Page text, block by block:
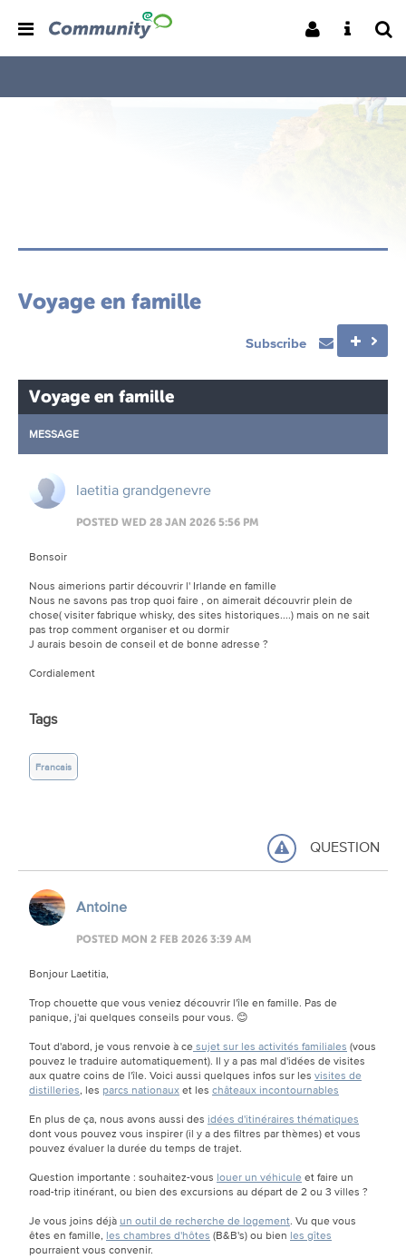
Voyage en famille
Subscribe
Voyage en famille
MESSAGE
laetitia grandgenevre
POSTED WED 28 JAN 2026 5:56 PM
Bonsoir
Nous aimerions partir découvrir l' Irlande en famille
Nous ne savons pas trop quoi faire , on aimerait découvrir plein de
chose( visiter fabrique whisky, des sites historiques....) mais on ne sait
pas trop comment organiser et ou dormir
J aurais besoin de conseil et de bonne adresse ?
Cordialement
Tags
Francais
QUESTION
Antoine
POSTED MON 2 FEB 2026 3:39 AM
Bonjour Laetitia,
Trop chouette que vous veniez découvrir l'île en famille. Pas de
panique, j'ai quelques conseils pour vous. 😊
Tout d'abord, je vous renvoie à ce sujet sur les activités familiales (vous
pouvez le traduire automatiquement). Il y a pas mal d'idées de visites
aux quatre coins de l'île. Voici aussi quelques infos sur les visites de
distilleries, les parcs nationauxet les châteaux incontournables
En plus de ça, nous avons aussi des idées d'itinéraires thématiques
dont vous pouvez vous inspirer (il y a des filtres par thèmes) et vous
pouvez évaluer la durée du temps de trajet.
Question importante : souhaitez-vous louer un véhicule et faire un
road-trip itinérant, ou bien des excursions au départ de 2 ou 3 villes ?
Je vous joins déjà un outil de recherche de logement. Vu que vous
êtes en famille, les chambres d'hôtes (B&B's) ou bien les gîtes
pourraient vous convenir.